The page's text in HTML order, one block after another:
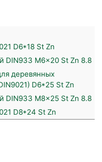
D6*18 St Zn
DIN933 M6x20 St Zn 8.8
деревянных
D6*25 St Zn
DIN933 M8x25 St Zn 8.8
D8*24 St Zn